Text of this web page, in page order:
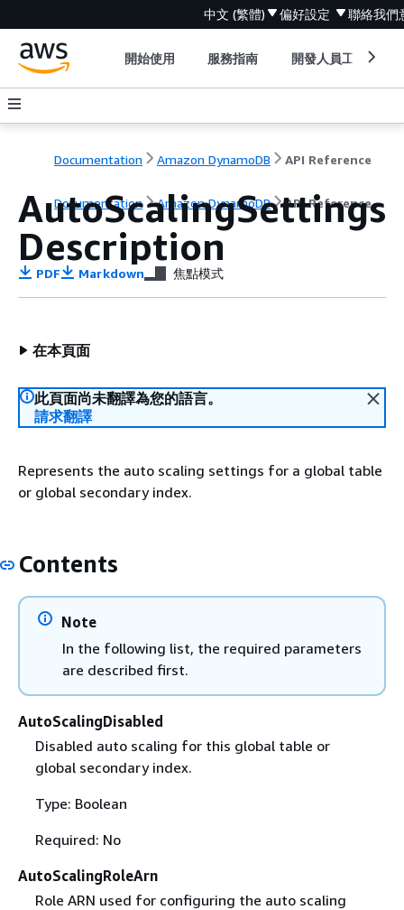
中文 (繁體) 偏好設定 聯絡我們
開始使用 服務指南 開發人員工具
Documentation Amazon DynamoDB API Reference
Documentation Amazon DynamoDB API Reference
AutoScalingSettings
Description
PDF Markdown 焦點模式
在本頁面
此頁面尚未翻譯為您的語言。
請求翻譯
Represents the auto scaling settings for a global table
or global secondary index.
Contents
Note
In the following list, the required parameters
are described first.
AutoScalingDisabled
Disabled auto scaling for this global table or
global secondary index.
Type: Boolean
Required: No
AutoScalingRoleArn
Role ARN used for configuring the auto scaling